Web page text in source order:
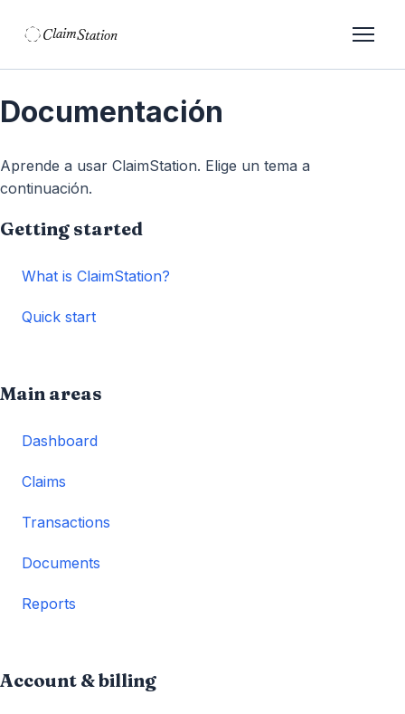
ClaimStation
Documentación
Aprende a usar ClaimStation. Elige un tema a
continuación.
Getting started
What is ClaimStation?
Quick start
Main areas
Dashboard
Claims
Transactions
Documents
Reports
Account & billing